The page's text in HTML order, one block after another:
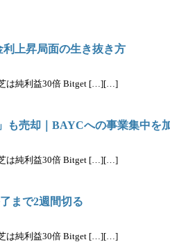
上昇局面の生き抜き方
は純利益30倍 Bitget […][…]
も売却｜BAYCへの事業集中を
は純利益30倍 Bitget […][…]
まで2週間切る
は純利益30倍 Bitget […][…]